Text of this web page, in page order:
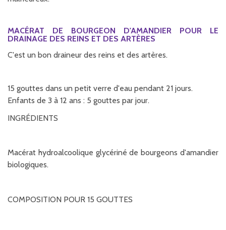
MACÉRAT DE BOURGEON D'AMANDIER POUR LE
DRAINAGE DES REINS ET DES ARTÈRES
C'est un bon draineur des reins et des artères.
15 gouttes dans un petit verre d'eau pendant 21 jours.
Enfants de 3 à 12 ans : 5 gouttes par jour.
INGRÉDIENTS
Macérat hydroalcoolique glycériné de bourgeons d'amandier
biologiques.
COMPOSITION POUR 15 GOUTTES